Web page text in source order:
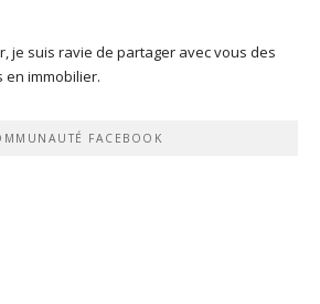
je suis ravie de partager avec vous des
en immobilier.
FACEBOOK